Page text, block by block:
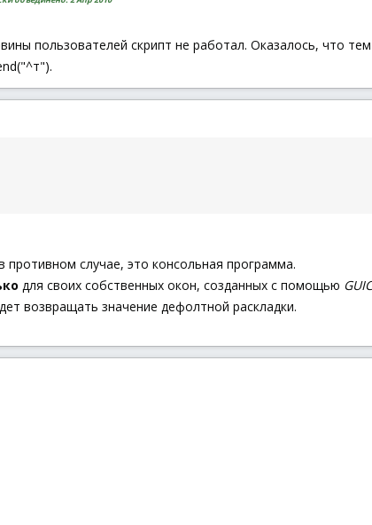
пользователей скрипт не работал. Оказалось, что тем
случае, это консольная программа.
для своих собственных окон, созданных с помощью
возвращать значение дефолтной раскладки.